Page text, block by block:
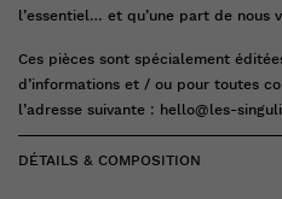
l’essentiel… et qu’une part de nous
Ces pièces sont spécialement
d’informations et / ou pour toutes
l’adresse suivante : hello@les-
DÉTAILS & COMPOSITION